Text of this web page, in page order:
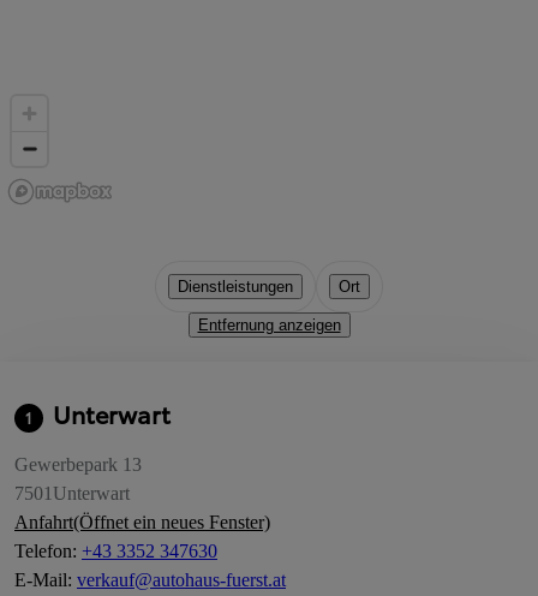
Dienstleistungen Ort
Entfernung anzeigen
1 Unterwart
Gewerbepark 13
7501 Unterwart
Anfahrt(Öffnet ein neues Fenster)
Telefon: +43 3352 347630
E-Mail: verkauf@autohaus-fuerst.at